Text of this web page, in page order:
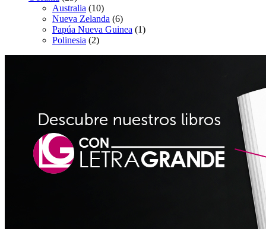
Australia (10)
Nueva Zelanda (6)
Papúa Nueva Guinea (1)
Polinesia (2)